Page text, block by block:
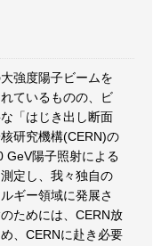
強度陽子ビームを
ているものの、ビ
「はじき出し断面
研究機構(CERN)の
GeV陽子照射による
定し、我々独自の
ギー領域に発展さ
ためには、CERN放
、CERNに赴き必要